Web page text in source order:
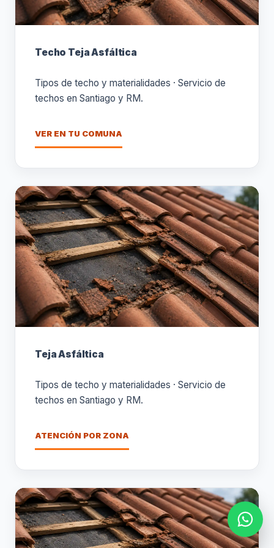
Techo Teja Asfáltica
Tipos de techo y materialidades · Servicio de
techos en Santiago y RM.
VER EN TU COMUNA
Teja Asfáltica
Tipos de techo y materialidades · Servicio de
techos en Santiago y RM.
ATENCIÓN POR ZONA